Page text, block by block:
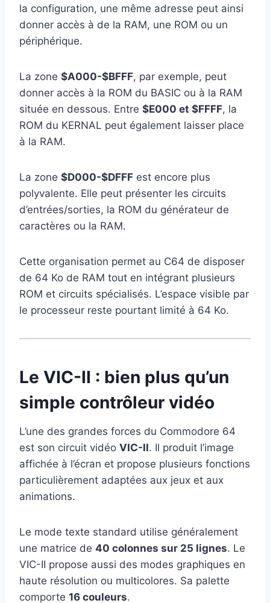
la configuration, une même adresse peut ainsi
donner accès à de la RAM, une ROM ou un
périphérique.
La zone $A000-$BFFF, par exemple, peut
donner accès à la ROM du BASIC ou à la RAM
située en dessous. Entre $E000 et $FFFF, la
ROM du KERNAL peut également laisser place
à la RAM.
La zone $D000-$DFFF est encore plus
polyvalente. Elle peut présenter les circuits
d’entrées/sorties, la ROM du générateur de
caractères ou la RAM.
Cette organisation permet au C64 de disposer
de 64 Ko de RAM tout en intégrant plusieurs
ROM et circuits spécialisés. L’espace visible par
le processeur reste pourtant limité à 64 Ko.
Le VIC-II : bien plus qu’un
simple contrôleur vidéo
L’une des grandes forces du Commodore 64
est son circuit vidéo VIC-II. Il produit l’image
affichée à l’écran et propose plusieurs fonctions
particulièrement adaptées aux jeux et aux
animations.
Le mode texte standard utilise généralement
une matrice de 40 colonnes sur 25 lignes. Le
VIC-II propose aussi des modes graphiques en
haute résolution ou multicolores. Sa palette
comporte 16 couleurs.